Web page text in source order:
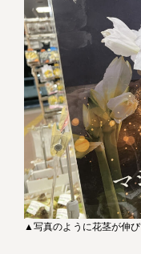
▲写真のように花茎が伸び